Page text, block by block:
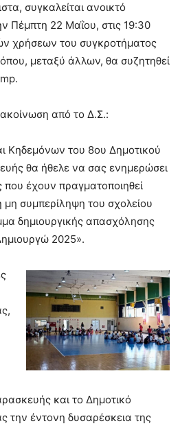
συγκαλείται ανοικτό
Πέμπτη 22 Μαΐου, στις 19:30
χρήσεων του συγκροτήματος
μεταξύ άλλων, θα συζητηθεί
από το Δ.Σ.:
Κηδεμόνων του 8ου Δημοτικού
θα ήθελε να σας ενημερώσει
που έχουν πραγματοποιηθεί
συμπερίληψη του σχολείου
δημιουργικής απασχόλησης
2025».
και το Δημοτικό
την έντονη δυσαρέσκεια της